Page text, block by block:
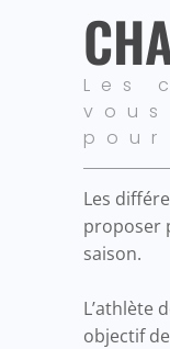
Les
Les
proposer
saison.
L’athlète
objectif